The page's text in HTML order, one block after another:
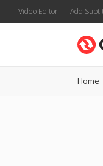
Video Editor Add
Home